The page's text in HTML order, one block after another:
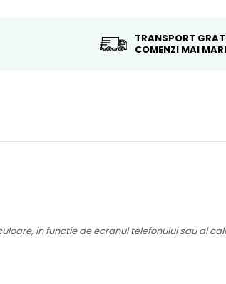
TRANSPORT
COMENZI MAI
in functie de ecranul telefonului sau al